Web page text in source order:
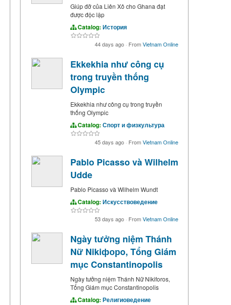
Giúp đỡ của Liên Xô cho Ghana đạt
được độc lập
Catalog: История
44 days ago · FromVietnam Online
Ekkekhia như công cụ
trong truyền thống
Olympic
Ekkekhia như công cụ trong truyền
thống Olympic
Catalog: Спорт и физкультура
45 days ago · FromVietnam Online
Pablo Picasso và Wilhelm
Udde
Pablo Picasso và Wilhelm Wundt
Catalog: Искусствоведение
53 days ago · FromVietnam Online
Ngày tưởng niệm Thánh
Nữ Nikiфорo, Tổng Giám
mục Constantinopolis
Ngày tưởng niệm Thánh Nữ Nikiforos,
Tổng Giám mục Constantinopolis
Catalog: Религиоведение